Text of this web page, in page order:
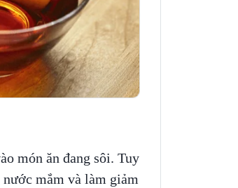
món ăn đang sôi. Tuy
mắm và làm giảm